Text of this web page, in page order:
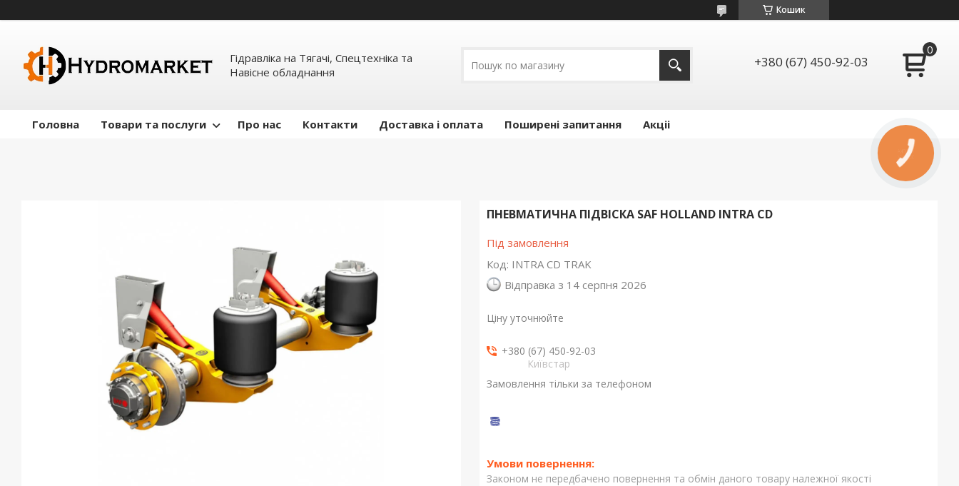
Кошик
Гідравліка на Тягачі, Спецтехніка та
Навісне обладнання
+380 (67) 450-92-03
Головна Товари та послуги Про нас Контакти Доставка і оплата Поширені запитання Акціі
ПНЕВМАТИЧНА ПІДВІСКА SAF HOLLAND INTRA CD
Під замовлення
Код: INTRA CD TRAK
Відправка з 14 серпня 2026
Ціну уточнюйте
+380 (67) 450-92-03
Київстар
Замовлення тільки за телефоном
Законом не передбачено повернення та обмін даного товару належної якості
КНОПКА
ЗВ'ЯЗКУ